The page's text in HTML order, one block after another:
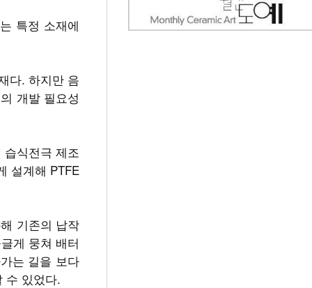
특정 소재에
다. 하지만 음
개발 필요성
식전극 제조
설계해 PTFE
기존의 납작
게 뭉쳐 배터
는 길을 보다
수 있었다.